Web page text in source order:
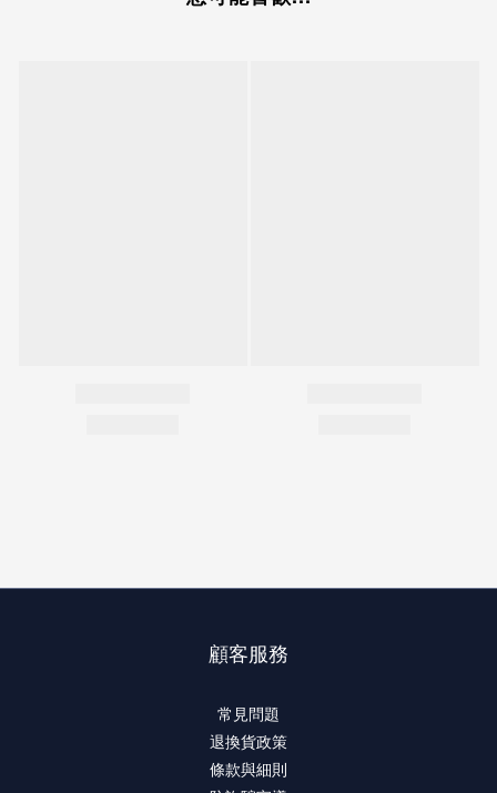
顧客服務
常見問題
退換貨政策
條款與細則